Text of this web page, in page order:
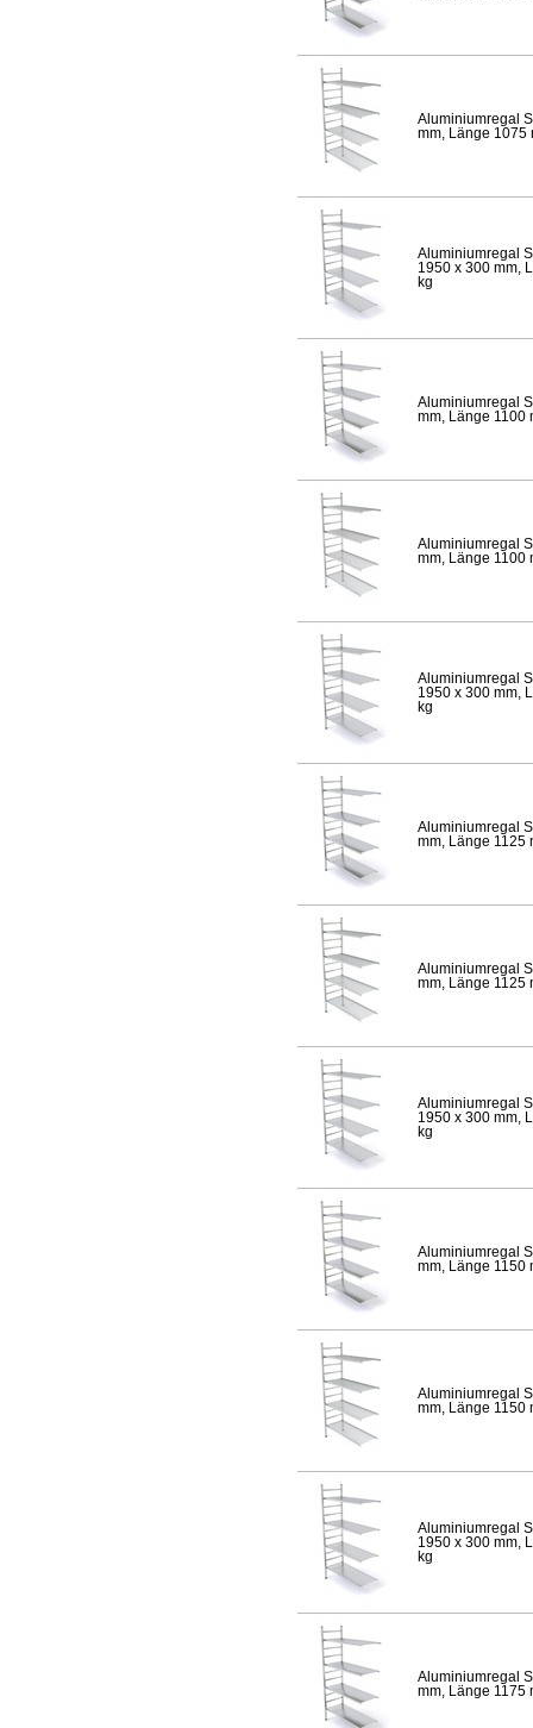
Aluminiumregal
mm, Länge 1075
Aluminiumregal
1950 x 300 mm,
kg
Aluminiumregal
mm, Länge 1100
Aluminiumregal
mm, Länge 1100
Aluminiumregal
1950 x 300 mm,
kg
Aluminiumregal
mm, Länge 1125
Aluminiumregal
mm, Länge 1125
Aluminiumregal
1950 x 300 mm,
kg
Aluminiumregal
mm, Länge 1150
Aluminiumregal
mm, Länge 1150
Aluminiumregal
1950 x 300 mm,
kg
Aluminiumregal
mm, Länge 1175